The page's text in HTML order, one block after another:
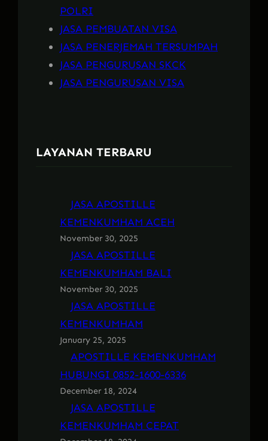
POLRI
JASA PEMBUATAN VISA
JASA PENERJEMAH TERSUMPAH
JASA PENGURUSAN SKCK
JASA PENGURUSAN VISA
LAYANAN TERBARU
JASA APOSTILLE
KEMENKUMHAM ACEH
November 30, 2025
JASA APOSTILLE
KEMENKUMHAM BALI
November 30, 2025
JASA APOSTILLE
KEMENKUMHAM
January 25, 2025
APOSTILLE KEMENKUMHAM
HUBUNGI 0852-1600-6336
December 18, 2024
JASA APOSTILLE
KEMENKUMHAM CEPAT